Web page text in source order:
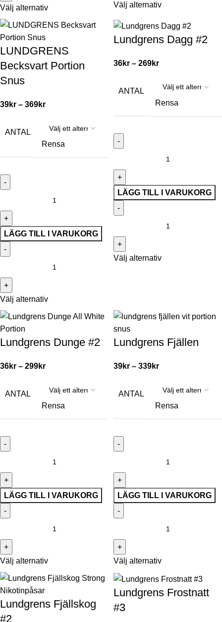
Välj alternativ Välj alternativ
LUNDGRENS
Becksvart Portion
Snus
39kr – 369kr
ANTAL
Rensa
LÄGG TILL I VARUKORG
Välj alternativ
Lundgrens Dagg #2
36kr – 269kr
ANTAL
Rensa
LÄGG TILL I VARUKORG
Välj alternativ
Lundgrens Dunge #2
36kr – 299kr
ANTAL
Rensa
LÄGG TILL I VARUKORG
Välj alternativ
Lundgrens Fjällen
39kr – 339kr
ANTAL
Rensa
LÄGG TILL I VARUKORG
Välj alternativ
Lundgrens Fjällskog
#2
Lundgrens Frostnatt
#3